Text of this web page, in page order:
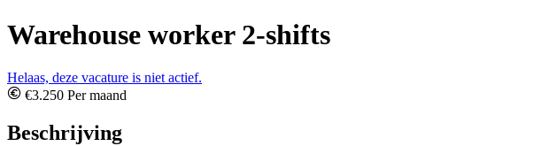
Warehouse worker 2-shifts
Helaas, deze vacature is niet actief.
€3.250 Per maand
Beschrijving